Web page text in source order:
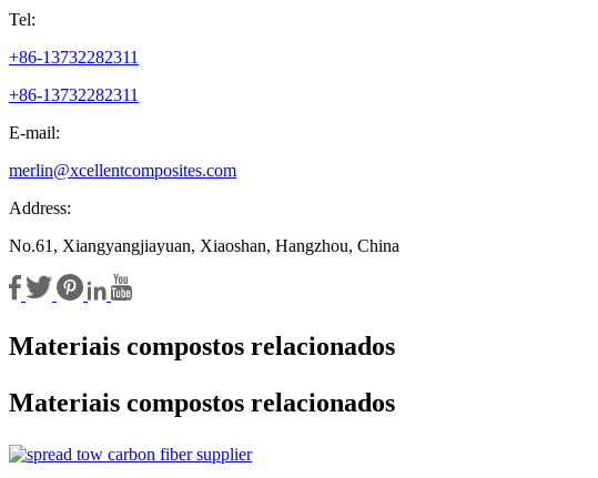
Tel:
+86-13732282311
+86-13732282311
E-mail:
merlin@xcellentcomposites.com
Address:
No.61, Xiangyangjiayuan, Xiaoshan, Hangzhou, China
Materiais compostos relacionados
Materiais compostos relacionados